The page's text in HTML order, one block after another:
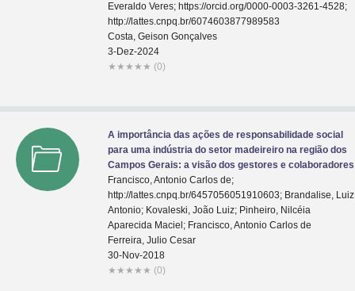
Everaldo Veres; https://orcid.org/0000-0003-3261-4528;
http://lattes.cnpq.br/6074603877989583
Costa, Geison Gonçalves
3-Dez-2024
★ ★ ★ ★ ★ (0)
A importância das ações de responsabilidade social
para uma indústria do setor madeireiro na região dos
Campos Gerais: a visão dos gestores e colaboradores
Francisco, Antonio Carlos de;
http://lattes.cnpq.br/6457056051910603; Brandalise, Luiz
Antonio; Kovaleski, João Luiz; Pinheiro, Nilcéia
Aparecida Maciel; Francisco, Antonio Carlos de
Ferreira, Julio Cesar
30-Nov-2018
★ ★ ★ ★ ★ (0)